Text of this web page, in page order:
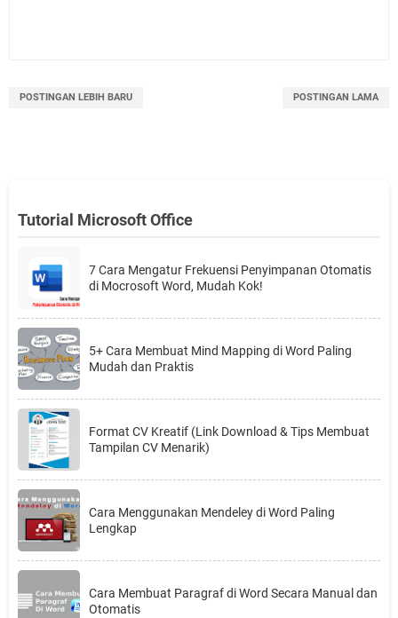
POSTINGAN LEBIH BARU POSTINGAN LAMA
Tutorial Microsoft Office
7 Cara Mengatur Frekuensi Penyimpanan Otomatis
di Mocrosoft Word, Mudah Kok!
5+ Cara Membuat Mind Mapping di Word Paling
Mudah dan Praktis
Format CV Kreatif (Link Download & Tips Membuat
Tampilan CV Menarik)
Cara Menggunakan Mendeley di Word Paling
Lengkap
Cara Membuat Paragraf di Word Secara Manual dan
Otomatis